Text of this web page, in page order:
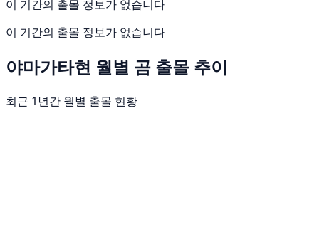
이 기간의 출몰 정보가 없습니다
이 기간의 출몰 정보가 없습니다
야마가타현 월별 곰 출몰 추이
최근 1년간 월별 출몰 현황